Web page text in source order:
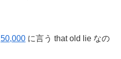
50,000 に言う that old lie なの